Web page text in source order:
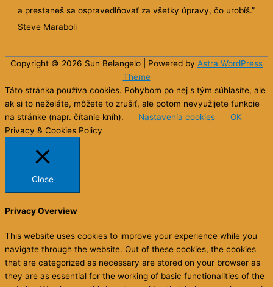
a prestaneš sa ospravedlňovať za všetky úpravy, čo urobíš.”
Steve Maraboli
Copyright © 2026 Sun Belangelo | Powered by Astra WordPress
Theme
Táto stránka používa cookies. Pohybom po nej s tým súhlasíte, ale
ak si to neželáte, môžete to zrušiť, ale potom nevyužijete funkcie
na stránke (napr. čítanie kníh).
Nastavenia cookies
OK
Privacy & Cookies Policy
Close
Privacy Overview
This website uses cookies to improve your experience while you
navigate through the website. Out of these cookies, the cookies
that are categorized as necessary are stored on your browser as
they are as essential for the working of basic functionalities of the